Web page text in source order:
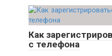
Как
с телефона